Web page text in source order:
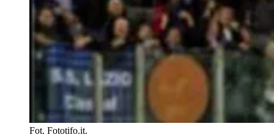
Fot. Fototifo.it.